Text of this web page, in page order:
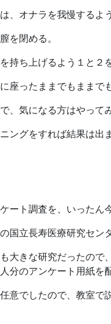
、オナラを我慢するよ
を閉める。
持ち上げるよう１と２
座ったままでもままで
、気になる方はやって
ングをすれば結果は出
ート調査を、いったん
国立長寿医療研究セン
大きな研究だったの
分のアンケート用紙を
意でしたので、教室